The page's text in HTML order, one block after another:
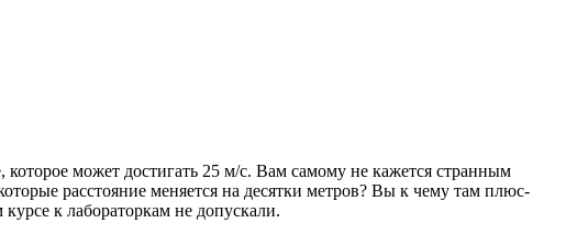
которое может достигать 25 м/с. Вам самому не кажется странным
расстояние меняется на десятки метров? Вы к чему там плюс-
к лабораторкам не допускали.